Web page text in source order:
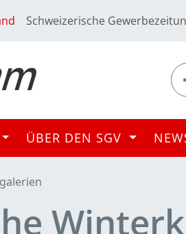
Schweizerische
ÜBER DEN SGV